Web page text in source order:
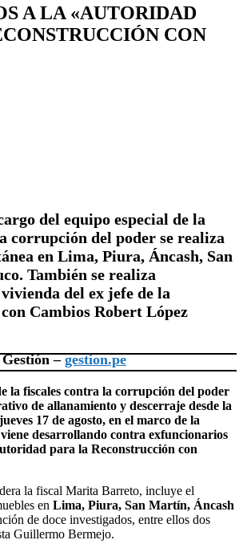
A LA «AUTORIDAD
CON
del equipo especial de la
corrupción del poder se realiza
en Lima, Piura, Áncash, San
También se realiza
del ex jefe de la
Cambios Robert López
–gestion.pe
la fiscales contra la corrupción del poder
de allanamiento y descerraje desde la
17 de agosto, en el marco de la
desarrollando contra exfuncionarios
para la Reconstrucción con
la fiscal Marita Barreto, incluye el
en Lima, Piura, San Martín, Áncash
de doce investigados, entre ellos dos
Guillermo Bermejo.